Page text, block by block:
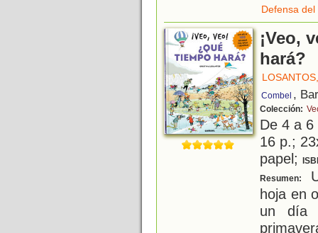
Defensa
¡Veo,
hará?
Combel ,
Colección:
De 4 a
16 p.;
papel;
Resumen:
hoja en
un día